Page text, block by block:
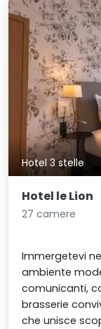
Hotel 3 stelle
Hotel le Lion
27 camere
Immergetevi
ambiente
comunicanti,
brasserie
che unisce